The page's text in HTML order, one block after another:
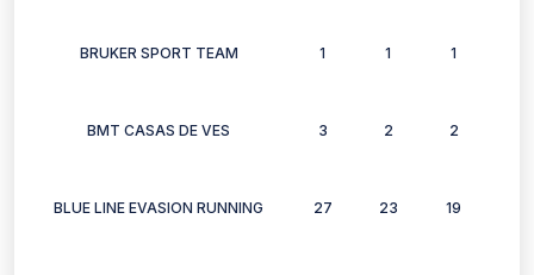
BRUKER SPORT TEAM 1 1 1
BMT CASAS DE VES 3 2 2
BLUE LINE EVASION RUNNING 27 23 19